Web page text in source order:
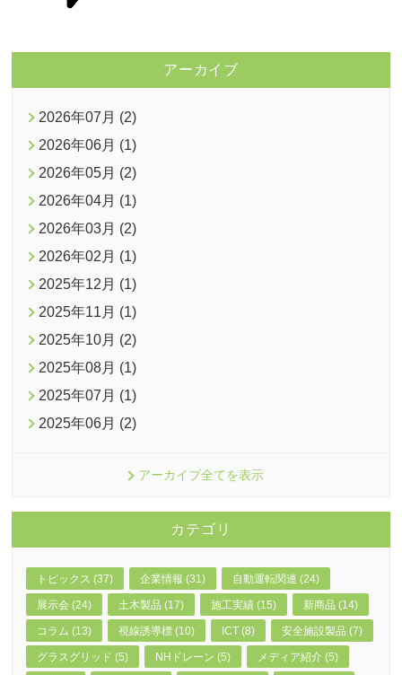
アーカイブ
2026年07月 (2)
2026年06月 (1)
2026年05月 (2)
2026年04月 (1)
2026年03月 (2)
2026年02月 (1)
2025年12月 (1)
2025年11月 (1)
2025年10月 (2)
2025年08月 (1)
2025年07月 (1)
2025年06月 (2)
アーカイブ全てを表示
カテゴリ
トピックス (37) 企業情報 (31) 自動運転関連 (24)
展示会 (24) 土木製品 (17) 施工実績 (15) 新商品 (14)
コラム (13) 視線誘導標 (10) ICT (8) 安全施設製品 (7)
グラスグリッド (5) NHドレーン (5) メディア紹介 (5)